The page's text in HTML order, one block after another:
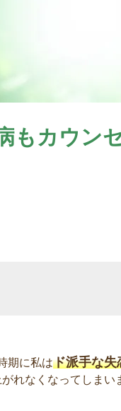
もカウン
期に私はド派手な失
れなくなってしまい